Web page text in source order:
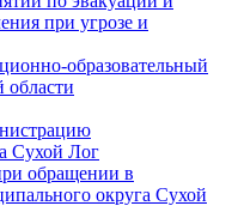
при угрозе и
образовательный
области
Сухой Лог
обращении в
округа Сухой